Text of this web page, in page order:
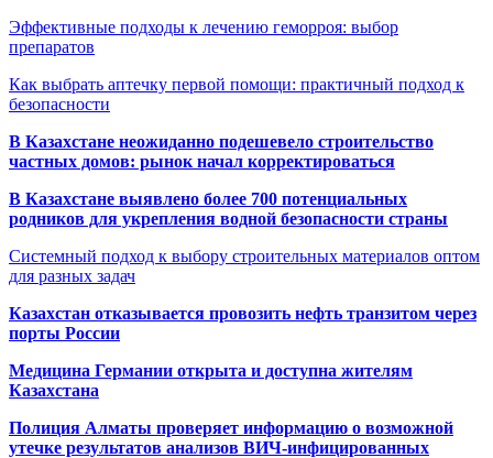
Эффективные подходы к лечению геморроя: выбор
препаратов
Как выбрать аптечку первой помощи: практичный подход к
безопасности
В Казахстане неожиданно подешевело строительство
частных домов: рынок начал корректироваться
В Казахстане выявлено более 700 потенциальных
родников для укрепления водной безопасности страны
Системный подход к выбору строительных материалов оптом
для разных задач
Казахстан отказывается провозить нефть транзитом через
порты России
Медицина Германии открыта и доступна жителям
Казахстана
Полиция Алматы проверяет информацию о возможной
утечке результатов анализов ВИЧ-инфицированных